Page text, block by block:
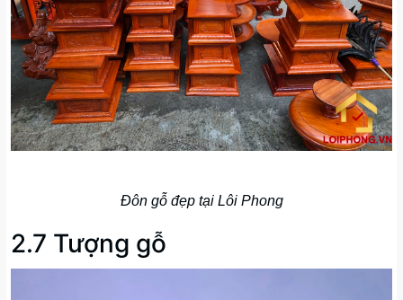
Đôn gỗ đẹp tại Lôi Phong
2.7 Tượng gỗ